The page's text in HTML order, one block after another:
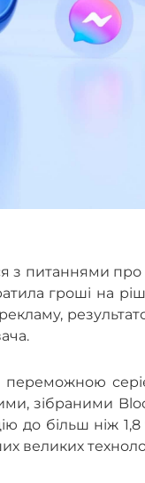
з питаннями
гроші на
переможною
зібраними
до більш ніж 1,8